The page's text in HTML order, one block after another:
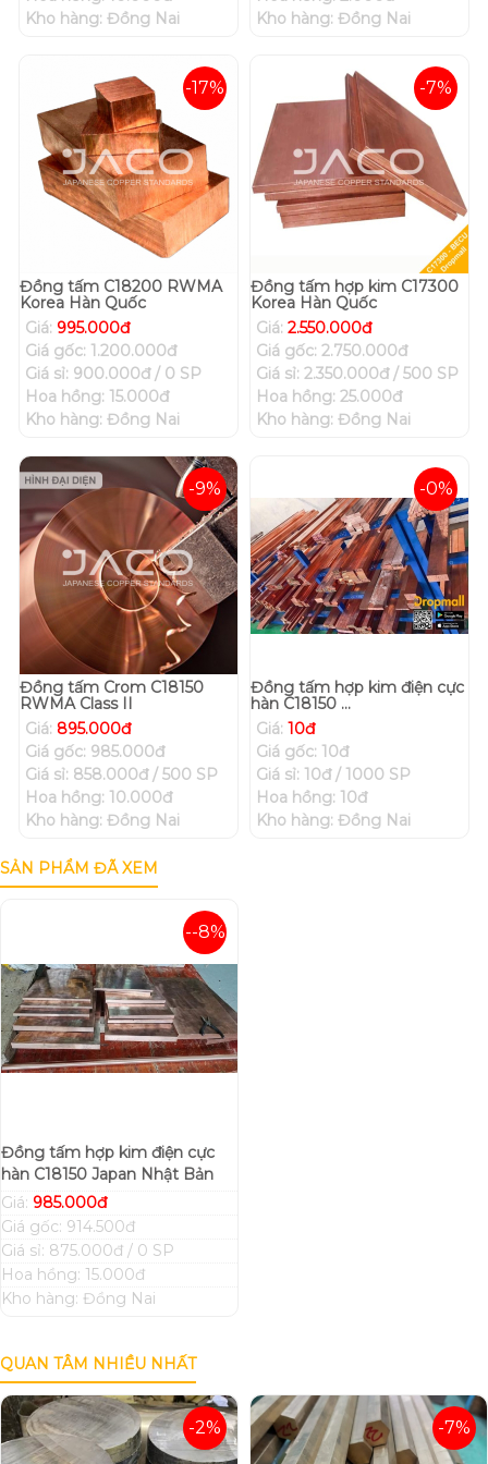
Kho hàng: Đồng Nai
Kho hàng: Đồng Nai
-17%
Đồng tấm C18200 RWMA
Korea Hàn Quốc
Giá: 995.000đ
Giá gốc: 1.200.000đ
Giá sỉ: 900.000đ / 0 SP
Hoa hồng: 15.000đ
Kho hàng: Đồng Nai
-7%
Đồng tấm hợp kim C17300
Korea Hàn Quốc
Giá: 2.550.000đ
Giá gốc: 2.750.000đ
Giá sỉ: 2.350.000đ / 500 SP
Hoa hồng: 25.000đ
Kho hàng: Đồng Nai
-9%
Đồng tấm Crom C18150
RWMA Class II
Giá: 895.000đ
Giá gốc: 985.000đ
Giá sỉ: 858.000đ / 500 SP
Hoa hồng: 10.000đ
Kho hàng: Đồng Nai
-0%
Đồng tấm hợp kim điện cực
hàn C18150 ...
Giá: 10đ
Giá gốc: 10đ
Giá sỉ: 10đ / 1000 SP
Hoa hồng: 10đ
Kho hàng: Đồng Nai
SẢN PHẨM ĐÃ XEM
--8%
Đồng tấm hợp kim điện cực
hàn C18150 Japan Nhật Bản
Giá: 985.000đ
Giá gốc: 914.500đ
Giá sỉ: 875.000đ / 0 SP
Hoa hồng: 15.000đ
Kho hàng: Đồng Nai
QUAN TÂM NHIỀU NHẤT
-2% -7%